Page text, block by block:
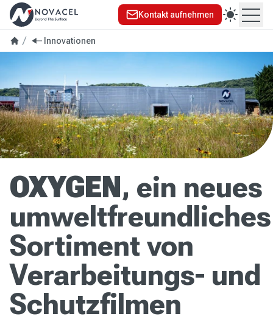
Kontakt aufnehmen
Innovationen
OXYGEN, ein neues
umweltfreundliches
Sortiment von
Verarbeitungs- und
Schutzfilmen